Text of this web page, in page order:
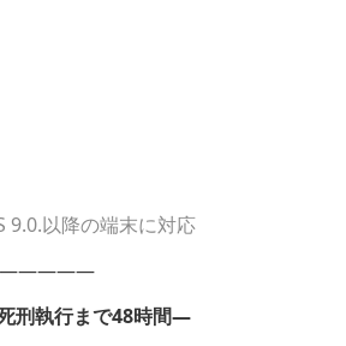
9.0.以降の端末に対応
刑執行まで48時間―